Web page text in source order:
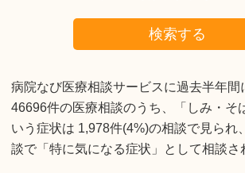
検索する
病院なび医療相談サービスに過去半年間
46696件の医療相談のうち、「しみ・そ
いう症状は 1,978件(4%)の相談で見られ
談で「特に気になる症状」として相談さ